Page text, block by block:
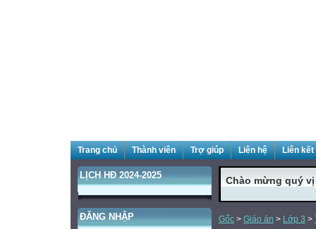
Trang chủ Thành viên Trợ giúp Liên hệ Liên
LỊCH HĐ 2024-2025
ĐĂNG NHẬP
Chào mừng quý
Gốc > Giáo án > Lớp 3 >